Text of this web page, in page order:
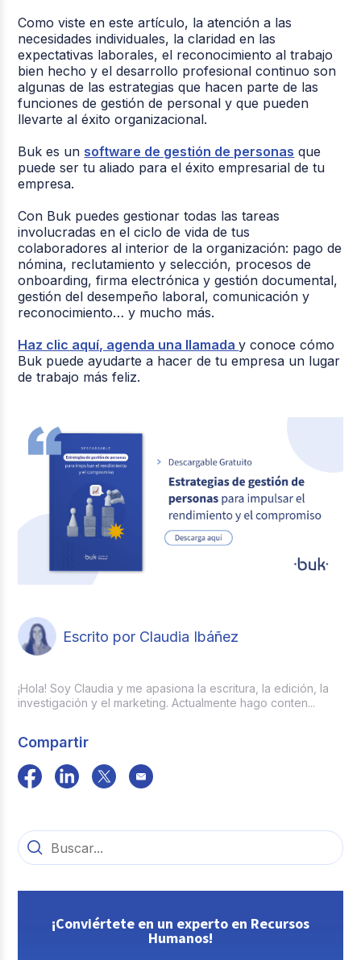
Como viste en este artículo, la atención a las
necesidades individuales, la claridad en las
expectativas laborales, el reconocimiento al trabajo
bien hecho y el desarrollo profesional continuo son
algunas de las estrategias que hacen parte de las
funciones de gestión de personal y que pueden
llevarte al éxito organizacional.
Buk es un software de gestión de personas que
puede ser tu aliado para el éxito empresarial de tu
empresa.
Con Buk puedes gestionar todas las tareas
involucradas en el ciclo de vida de tus
colaboradores al interior de la organización: pago de
nómina, reclutamiento y selección, procesos de
onboarding, firma electrónica y gestión documental,
gestión del desempeño laboral, comunicación y
reconocimiento… y mucho más.
Haz clic aquí, agenda una llamaday conoce cómo
Buk puede ayudarte a hacer de tu empresa un lugar
de trabajo más feliz.
Escrito por Claudia Ibáñez
¡Hola! Soy Claudia y me apasiona la escritura, la edición, la
investigación y el marketing. Actualmente hago conten...
Compartir
¡Conviértete en un experto en Recursos
Humanos!